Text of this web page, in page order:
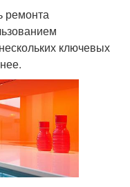
ремонта
ключевых